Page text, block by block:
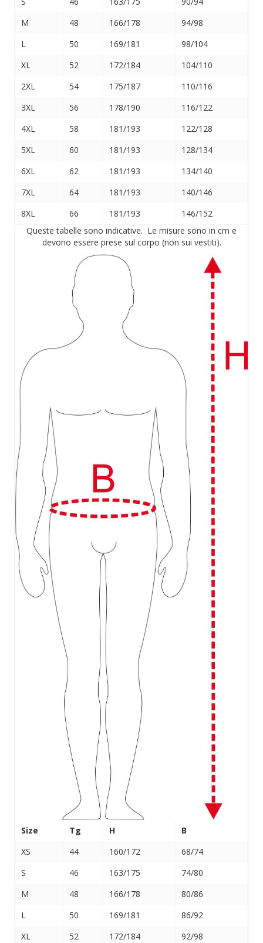
M
48 166/178
94/98
L
50 169/181
98/104
XL
52 172/184
104/110
2XL
54 175/187
110/116
3XL
56 178/190
116/122
4XL
58 181/193
122/128
5XL
60 181/193
128/134
6XL
62 181/193
134/140
7XL
64 181/193
140/146
8XL
66 181/193
146/152
Queste tabelle sono indicative. Le misure sono in cm e
devono essere prese sul corpo (non sui vestiti).
Size Tg H
B
XS
44 160/172
68/74
S
46 163/175
74/80
M
48 166/178
80/86
L
50 169/181
86/92
XL
52 172/184
92/98